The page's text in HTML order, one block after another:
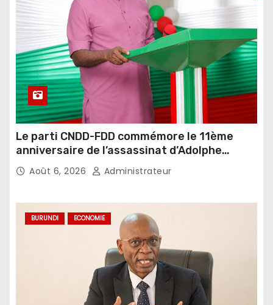
Le parti CNDD-FDD commémore le 11ème
anniversaire de l’assassinat d’Adolphe
Nshimirimana
Août 6, 2026 Administrateur
BURUNDI ECONOMIE